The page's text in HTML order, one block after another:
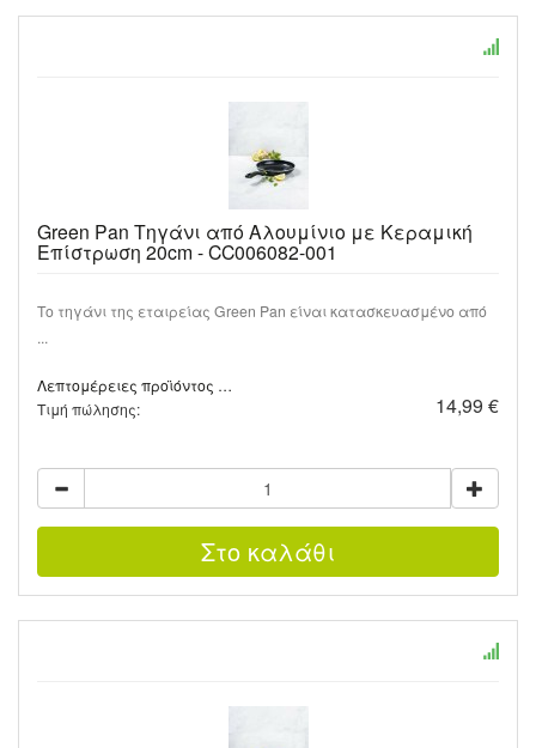
Green Pan Τηγάνι από Αλουμίνιο με Κεραμική
Επίστρωση 20cm - CC006082-001
Το τηγάνι της εταιρείας Green Pan είναι κατασκευασμένο από
...
Λεπτομέρειες προϊόντος …
Τιμή πώλησης:
14,99 €